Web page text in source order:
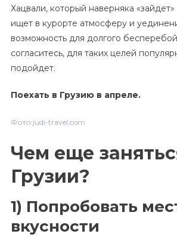
Хацвали, который наверняка
ищет в курорте атмосферу и
возможность для долгого
согласитесь, для таких целей
подойдет.
Поехать в Грузию в апреле.
Фото:judi-travel.com
Чем еще
Грузии?
1) Попробовать
вкусности